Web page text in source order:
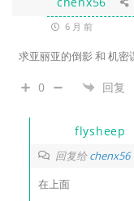
6 月 前
求亚丽亚的倒影 和 机密
0 回复
flysheep
回复给chenx56
在上面